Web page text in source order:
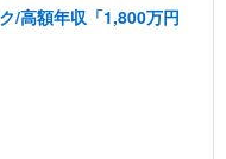
/高額年収「1,800万円